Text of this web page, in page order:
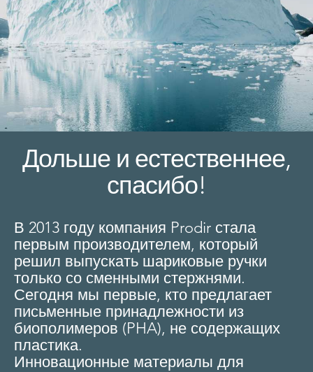
Дольше и естественнее,
спасибо!
В 2013 году компания Prodir стала
первым производителем, который
решил выпускать шариковые ручки
только со сменными стержнями.
Сегодня мы первые, кто предлагает
письменные принадлежности из
биополимеров (PHA), не содержащих
пластика.
Инновационные материалы для